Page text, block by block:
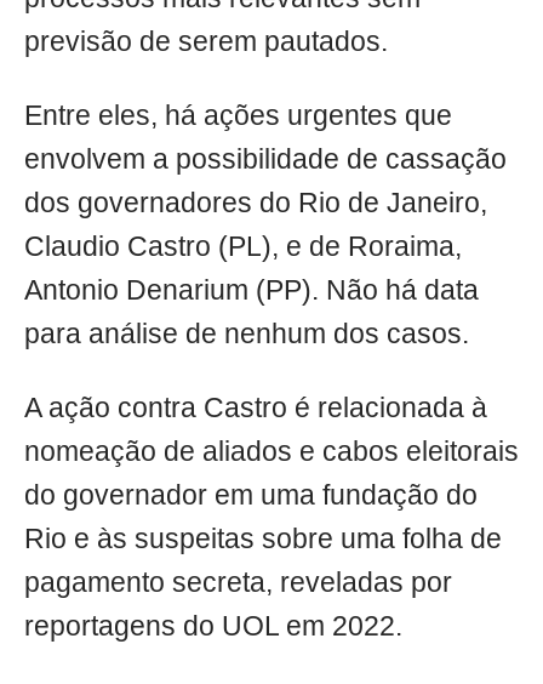
previsão de serem pautados.
Entre eles, há ações urgentes que
envolvem a possibilidade de cassação
dos governadores do Rio de Janeiro,
Claudio Castro (PL), e de Roraima,
Antonio Denarium (PP). Não há data
para análise de nenhum dos casos.
A ação contra Castro é relacionada à
nomeação de aliados e cabos eleitorais
do governador em uma fundação do
Rio e às suspeitas sobre uma folha de
pagamento secreta, reveladas por
reportagens do UOL em 2022.